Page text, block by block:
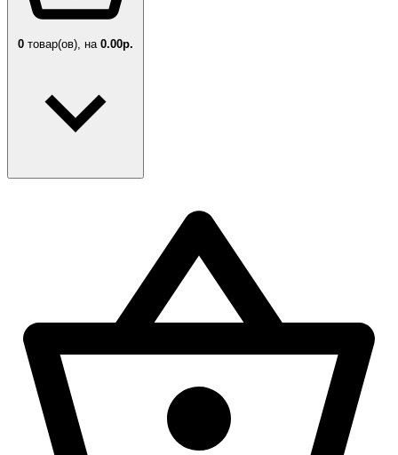
0 товар(ов), на 0.00р.